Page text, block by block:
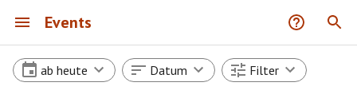
Events
ab heute Datum Filter